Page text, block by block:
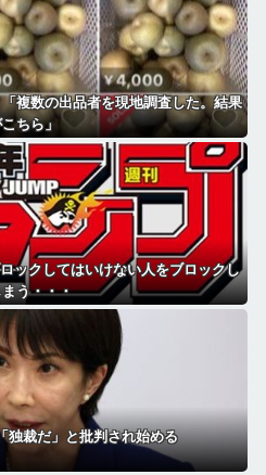
複数の出品者を現地調査した。結果
ちら」
ックしてはいけない人をブロックし
う・・・
独裁だ」と批判され始める